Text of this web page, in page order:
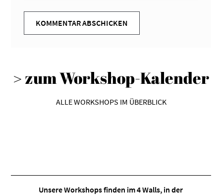
> zum Workshop-Kalender
ALLE WORKSHOPS IM ÜBERBLICK
Unsere Workshops finden im4 Walls, in der